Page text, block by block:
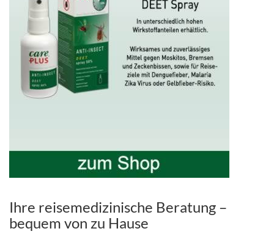
Ihre reisemedizinische Beratung –
bequem von zu Hause